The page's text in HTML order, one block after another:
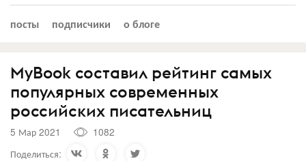
посты подписчики о блоге
MyBook составил рейтинг самых
популярных современных
российских писательниц
5 Мар 2021
1082
Поделиться: